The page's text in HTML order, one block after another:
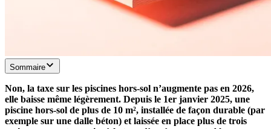
Sommaire
Non, la taxe sur les piscines hors-sol n’augmente pas en 2026,
elle baisse même légèrement. Depuis le 1er janvier 2025, une
piscine hors-sol de plus de 10 m², installée de façon durable (par
exemple sur une dalle béton) et laissée en place plus de trois